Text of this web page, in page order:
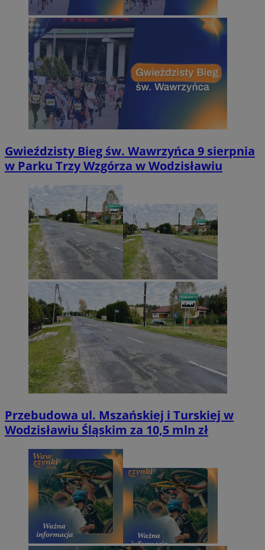
Gwieździsty Bieg św. Wawrzyńca 9 sierpnia
w Parku Trzy Wzgórza w Wodzisławiu
Przebudowa ul. Mszańskiej i Turskiej w
Wodzisławiu Śląskim za 10,5 mln zł